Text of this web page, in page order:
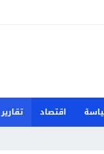
اقتصاد
تقارير